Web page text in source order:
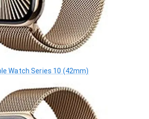
Watch Series 10 (42mm)